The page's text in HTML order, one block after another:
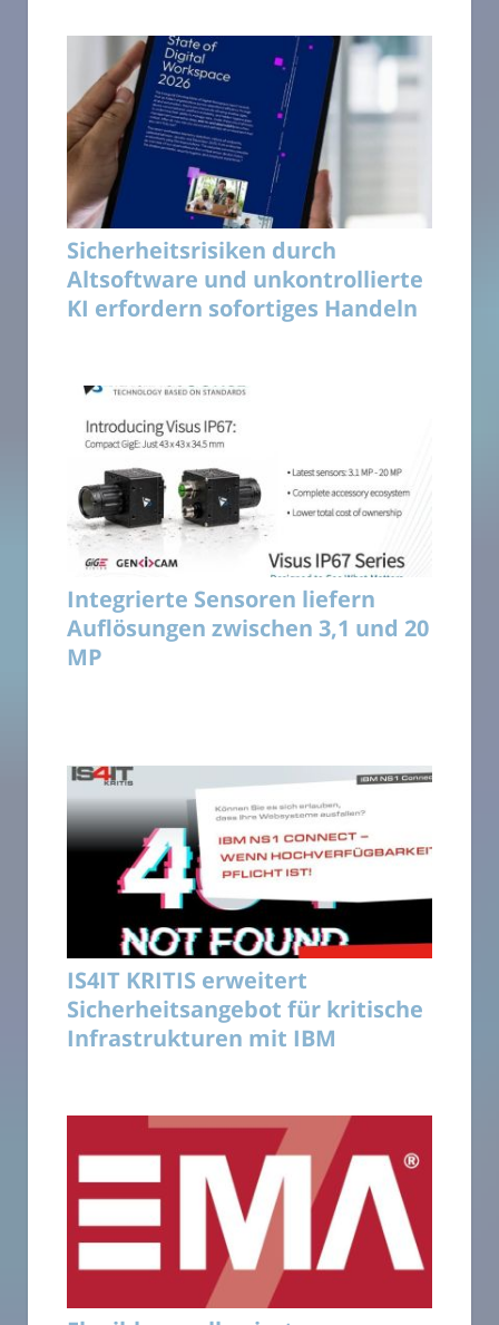
Sicherheitsrisiken durch
Altsoftware und unkontrollierte
KI erfordern sofortiges Handeln
Integrierte Sensoren liefern
Auflösungen zwischen 3,1 und 20
MP
IS4IT KRITIS erweitert
Sicherheitsangebot für kritische
Infrastrukturen mit IBM